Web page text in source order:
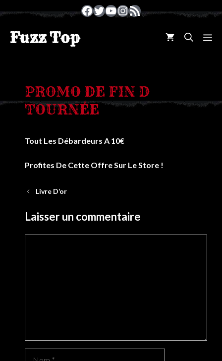
au
contenu
Facebook
Twitter
YouTube
Instagram
Flux RSS
Fuzz Top
PROMO DE FIN D
TOURNÉE
Tout Les Débardeurs A 10€
Profites De Cette Offre Sur Le Store !
Livre D’or
Laisser un commentaire